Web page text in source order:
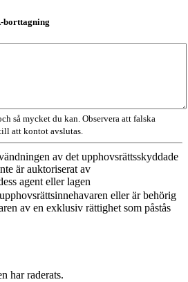
borttagning
så mycket du kan. Observera att falska
att kontot avslutas.
av det upphovsrättsskyddade
är auktoriserat av
agent eller lagen
eller är behörig
av en exklusiv rättighet som påstås
har raderats.